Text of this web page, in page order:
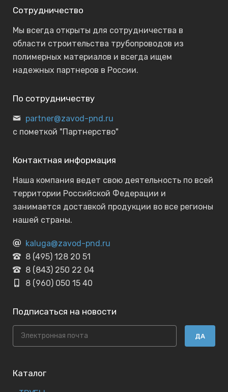
Сотрудничество
Мы всегда открыты для сотрудничества в
области строительства трубопроводов из
полимерных материалов и всегда ищем
надежных партнеров в России.
По сотрудничеству
partner@zavod-pnd.ru
с пометкой "Партнерство"
Контактная информация
Наша компания ведет свою деятельность по всей
территории Российской Федерации и
занимается доставкой продукции во все регионы
нашей страны.
kaluga@zavod-pnd.ru
8 (495) 128 20 51
8 (843) 250 22 04
8 (960) 050 15 40
Подписаться на новости
ДА
Каталог